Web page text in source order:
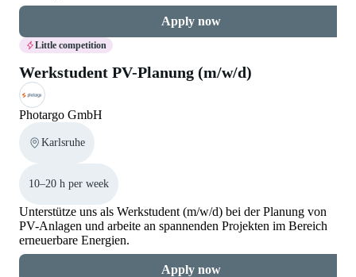
Apply now
Little competition
Werkstudent PV-Planung (m/w/d)
Photargo GmbH
Karlsruhe
10–20 h per week
Unterstütze uns als Werkstudent (m/w/d) bei der Planung von
PV-Anlagen und arbeite an spannenden Projekten im Bereich
erneuerbare Energien.
Apply now